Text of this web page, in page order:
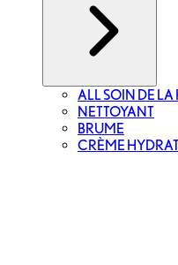
ALL SOIN DE LA
NETTOYANT
BRUME
CRÈME